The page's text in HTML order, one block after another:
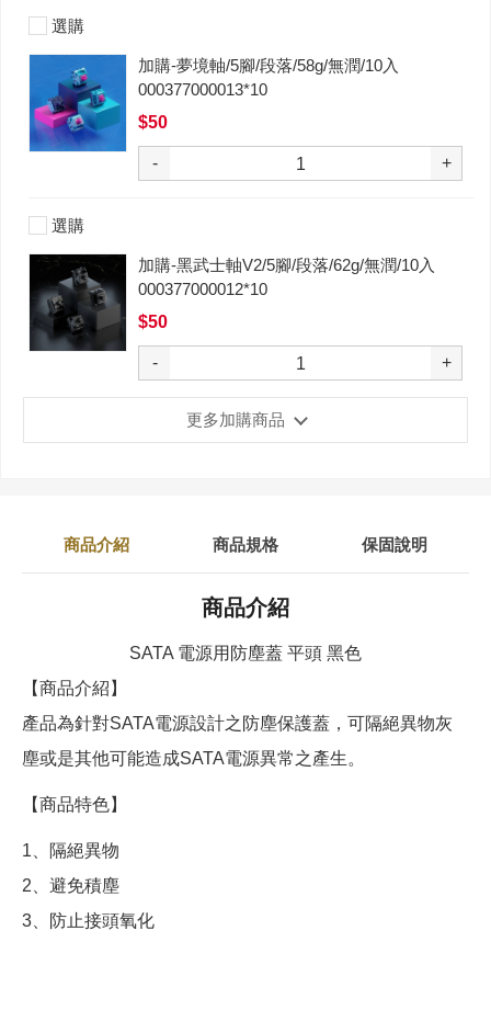
選購
加購-夢境軸/5腳/段落/58g/無潤/10入
000377000013*10
$50
- +
選購
加購-黑武士軸V2/5腳/段落/62g/無潤/10入
000377000012*10
$50
- +
更多加購商品
商品介紹 商品規格 保固說明
商品介紹
SATA 電源用防塵蓋 平頭 黑色
【商品介紹】
產品為針對SATA電源設計之防塵保護蓋，可隔絕異物灰
塵或是其他可能造成SATA電源異常之產生。
【商品特色】
1、隔絕異物
2、避免積塵
3、防止接頭氧化